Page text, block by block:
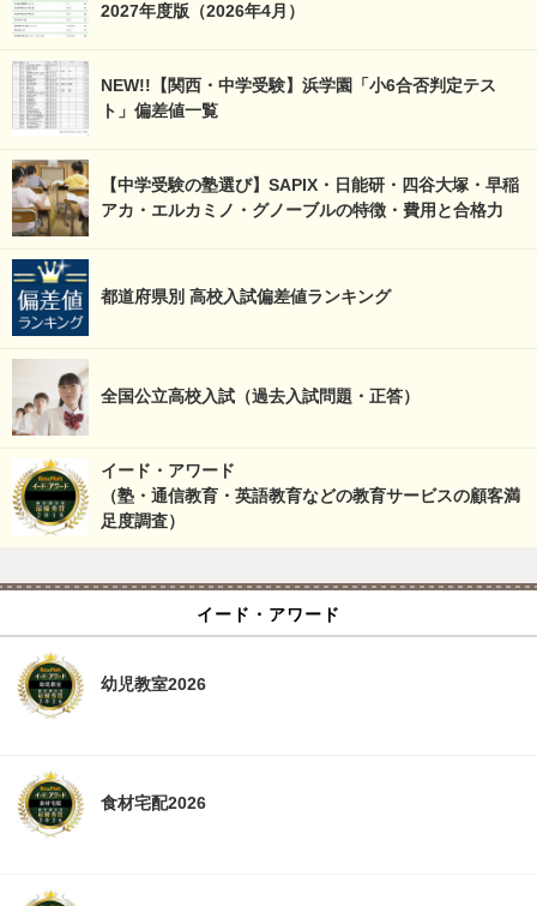
2027年度版（2026年4月）
NEW!!【関西・中学受験】浜学園「小6合否判定テス
ト」偏差値一覧
【中学受験の塾選び】SAPIX・日能研・四谷大塚・早稲
アカ・エルカミノ・グノーブルの特徴・費用と合格力
都道府県別 高校入試偏差値ランキング
全国公立高校入試（過去入試問題・正答）
イード・アワード
（塾・通信教育・英語教育などの教育サービスの顧客満
足度調査）
イード・アワード
幼児教室2026
食材宅配2026